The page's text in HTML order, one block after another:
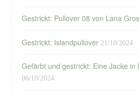
Gestrickt: Pullover 08 von Lana
Gestrickt: Islandpullover 21/10/2024
Gefärbt und gestrickt: Eine Jacke in
06/10/2024